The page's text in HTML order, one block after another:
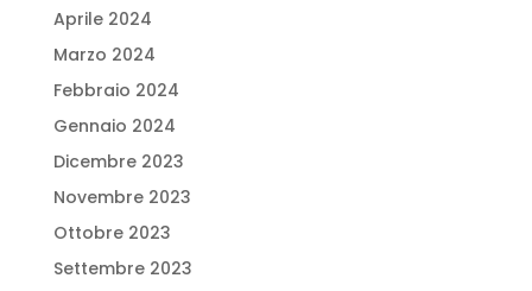
Aprile 2024
Marzo 2024
Febbraio 2024
Gennaio 2024
Dicembre 2023
Novembre 2023
Ottobre 2023
Settembre 2023